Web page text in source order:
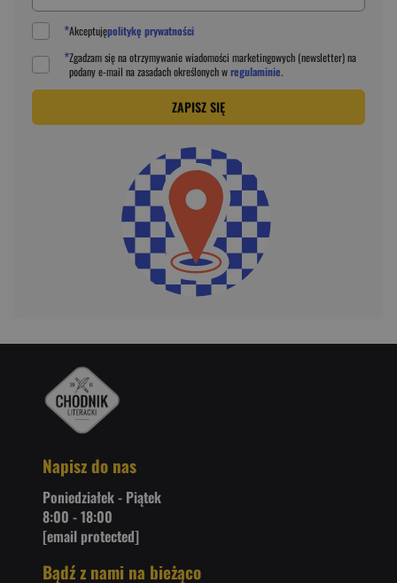
*Akceptujępolitykę prywatności
*Zgadzam się na otrzymywanie wiadomości marketingowych (newsletter) na
podanye-mail na zasadach określonych wregulaminie.
ZAPISZ SIĘ
Napisz do nas
Poniedziałek - Piątek
8:00 - 18:00
[email protected]
Bądź z nami na bieżąco